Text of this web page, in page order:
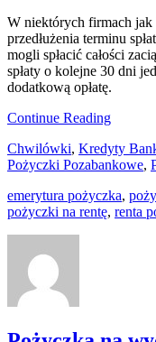
W niektórych firmach
przedłużenia terminu
mogli spłacić całości
spłaty o kolejne 30 dni
dodatkową opłatę.
Continue Reading
Chwilówki, Kredyty
Pożyczki Pozabankowe,
emerytura pożyczka,
pożyczki na rentę, renta